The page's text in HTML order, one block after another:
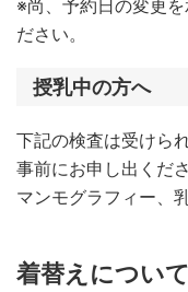
※尚、予約日の変更
ださい。
授乳中の方へ
下記の検査は受けら
事前にお申し出くださ
マンモグラフィー、
着替えについて